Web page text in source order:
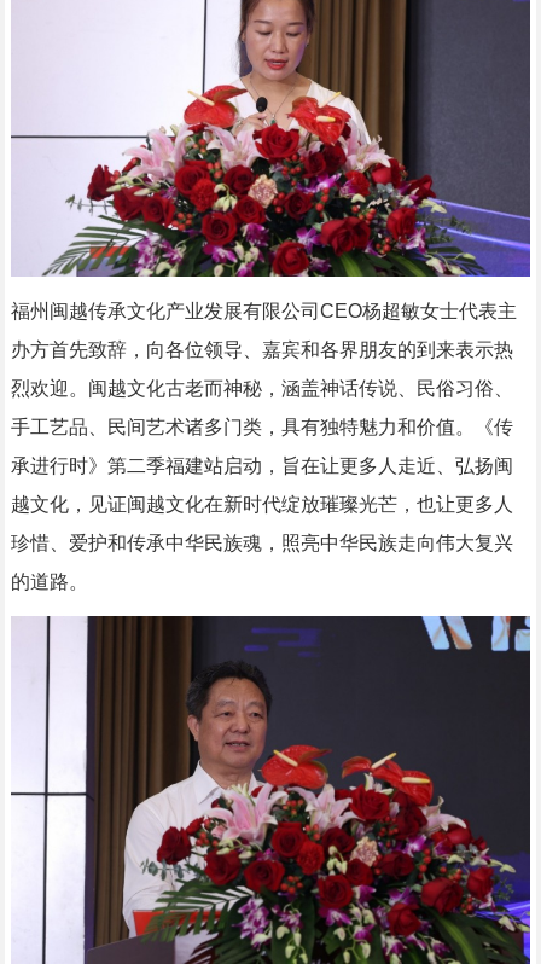
福州闽越传承文化产业发展有限公司CEO杨超敏女士代表主
办方首先致辞，向各位领导、嘉宾和各界朋友的到来表示热
烈欢迎。闽越文化古老而神秘，涵盖神话传说、民俗习俗、
手工艺品、民间艺术诸多门类，具有独特魅力和价值。《传
承进行时》第二季福建站启动，旨在让更多人走近、弘扬闽
越文化，见证闽越文化在新时代绽放璀璨光芒，也让更多人
珍惜、爱护和传承中华民族魂，照亮中华民族走向伟大复兴
的道路。